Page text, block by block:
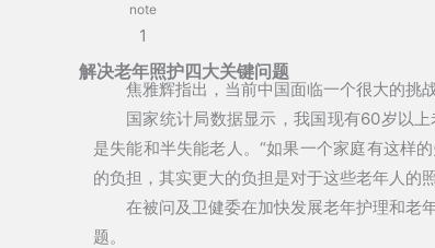
note
1
解决老年照护四大关键问题
焦雅辉指出，当前中国面临一个很大的挑
国家统计局数据显示，我国现有60岁以
是失能和半失能老人。“如果一个家庭有这样
的负担，其实更大的负担是对于这些老年人的
在被问及卫健委在加快发展老年护理和老
题。